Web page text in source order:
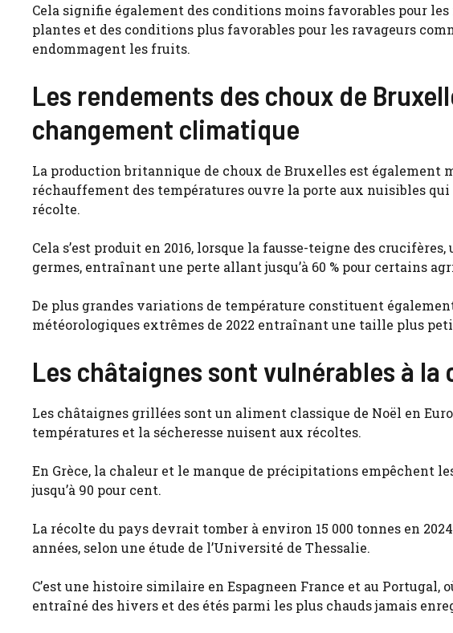
Cela signifie également des conditions moins favorables pour
plantes et des conditions plus favorables pour les ravageurs
endommagent les fruits.
Les rendements des choux de
changement climatique
La production britannique de choux de Bruxelles est également
réchauffement des températures ouvre la porte aux nuisibles
récolte.
Cela s’est produit en 2016, lorsque la fausse-teigne des
germes, entraînant une perte allant jusqu’à 60 % pour certains
De plus grandes variations de température constituent
météorologiques extrêmes de 2022 entraînant une taille plus
Les châtaignes sont vulnérables à la
Les châtaignes grillées sont un aliment classique de Noël en
températures et la sécheresse nuisent aux récoltes.
En Grèce, la chaleur et le manque de précipitations empêchent
jusqu’à 90 pour cent.
La récolte du pays devrait tomber à environ 15 000 tonnes en
années, selon une étude de l’Université de Thessalie.
C’est une histoire similaire en Espagneen France et au
entraîné des hivers et des étés parmi les plus chauds jamais